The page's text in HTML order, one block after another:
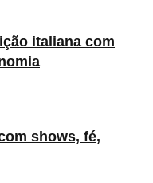
italiana com
shows, fé,